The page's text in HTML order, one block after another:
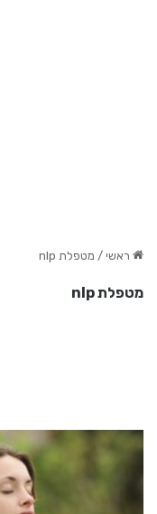
ראשי / מטפלת nlp
מטפלת nlp